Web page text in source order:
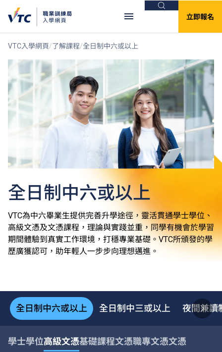
搜尋
立即報名
VTC入學網頁 了解課程 全日制中六或以上
全日制中六或以上
VTC為中六畢業生提供完善升學途徑，靈活貫通學士學位、
高級文憑及文憑課程，理論與實踐並重，同學有機會於學習
期間體驗到真實工作環境，打穩專業基礎。VTC所頒發的學
歷廣獲認可，助年輕人一步步向理想邁進。
全日制中六或以上 全日制中三或以上 夜間兼讀
學士學位高級文憑基礎課程文憑職專文憑文憑